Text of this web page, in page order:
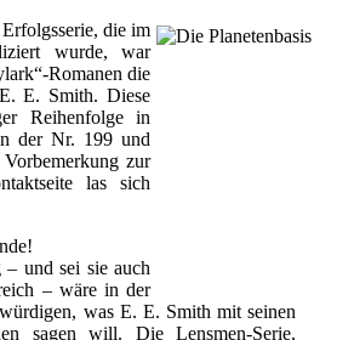
die im
wurde, war
Romanen die
E. Smith. Diese
Reihenfolge in
der Nr. 199 und
zur
las sich
und sei sie auch
– wäre in der
was E. E. Smith mit seinen
sagen will. Die Lensmen-Serie,